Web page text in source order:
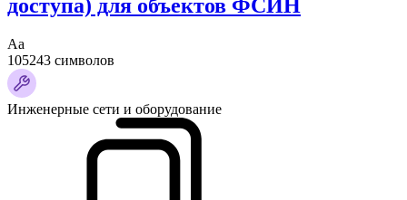
доступа) для объектов ФСИН
Аа
105243 символов
Инженерные сети и оборудование